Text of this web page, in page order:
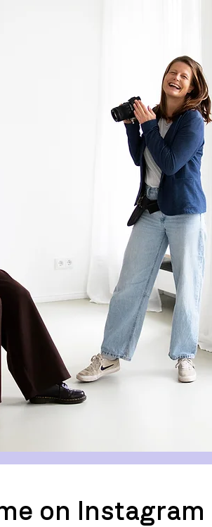
on Instagram